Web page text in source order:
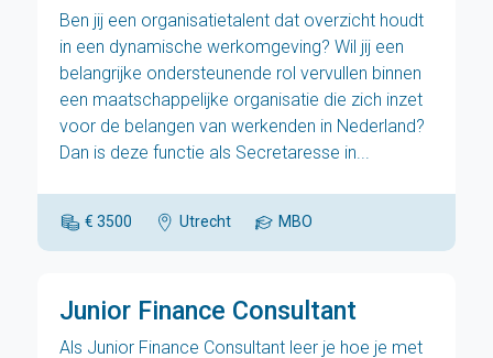
Ben jij een organisatietalent dat overzicht houdt
in een dynamische werkomgeving? Wil jij een
belangrijke ondersteunende rol vervullen binnen
een maatschappelijke organisatie die zich inzet
voor de belangen van werkenden in Nederland?
Dan is deze functie als Secretaresse in...
€ 3500 Utrecht MBO
Junior Finance Consultant
Als Junior Finance Consultant leer je hoe je met